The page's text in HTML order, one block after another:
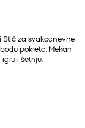
Stič za svakodnevne
pokreta. Mekan
i šetnju.